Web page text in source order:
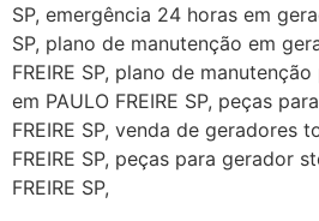
SP, emergência 24 horas em
SP, plano de manutenção em
FREIRE SP, plano de
em PAULO FREIRE SP, peças
FREIRE SP, venda de geradores
FREIRE SP, peças para gerador
FREIRE SP,